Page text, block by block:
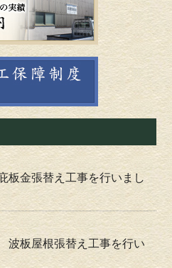
金張替え工事を行いまし
板屋根張替え工事を行い